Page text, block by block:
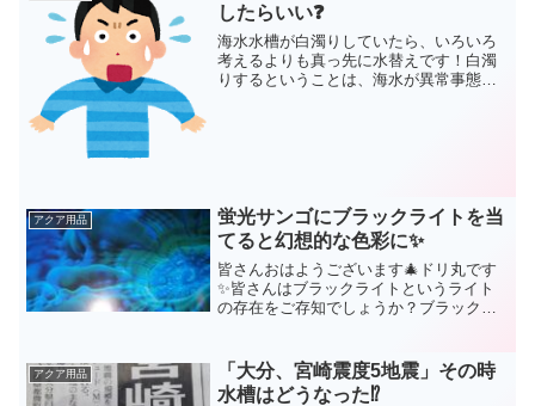
したらいい❓
海水水槽が白濁りしていたら、いろいろ
考えるよりも真っ先に水替えです！白濁
りするということは、海水が異常事態に
アクア用品
蛍光サンゴにブラックライトを当
てると幻想的な色彩に✨
皆さんおはようございます🎄ドリ丸です
✨皆さんはブラックライトというライト
の存在をご存知でしょうか？ブラックラ
海水アクアリウムと言いますか、サンゴ
水槽をお持ちの方、また、こ...
アクア用品
「大分、宮崎震度5地震」その時
水槽はどうなった⁉️